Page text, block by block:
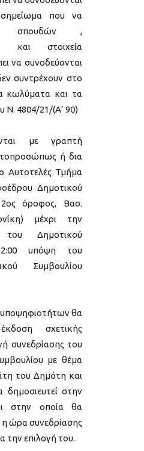
που να
σπουδών ,
και στοιχεία
να συνοδεύονται
συντρέχουν στο
κωλύματα και τα
Ν. 4804/21/(Α’ 90)
με γραπτή
ή δια
Αυτοτελές Τμήμα
Δημοτικού
2ος όροφος, Βασ.
μέχρι την
του Δημοτικού
υπόψη του
Συμβουλίου
θα
σχετικής
συνεδρίασης του
με θέμα
του Δημότη και
δημοσιευτεί στην
στην οποία θα
η ώρα συνεδρίασης
την επιλογή του.